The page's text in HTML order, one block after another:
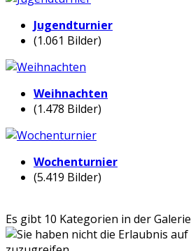
Jugendturnier
(1.061 Bilder)
Weihnachten
(1.478 Bilder)
Wochenturnier
(5.419 Bilder)
Es gibt 10 Kategorien in der Galerie